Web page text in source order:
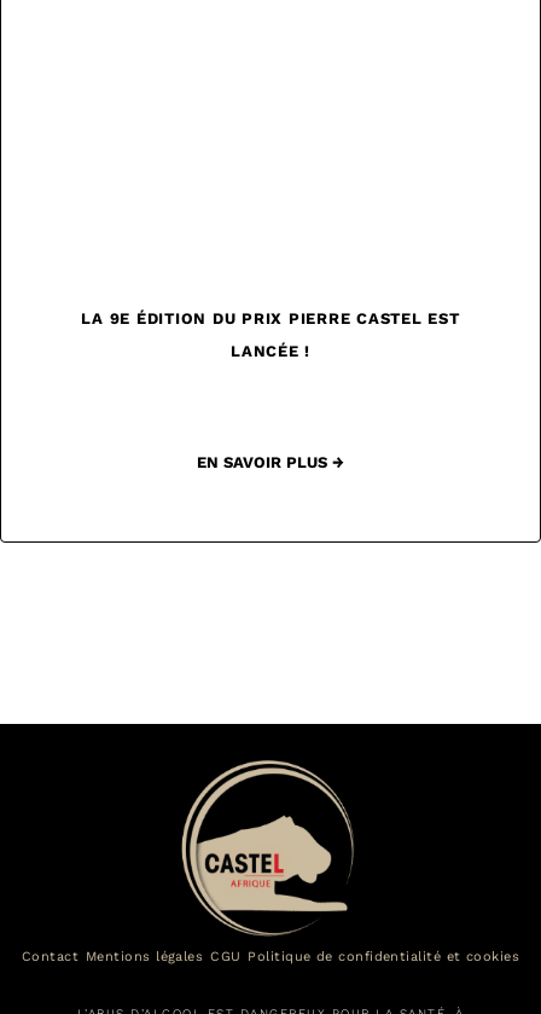
LA 9E ÉDITION DU PRIX PIERRE CASTEL EST
LANCÉE !
EN SAVOIR PLUS →
Contact Mentions légales CGU Politique de confidentialité et cookies